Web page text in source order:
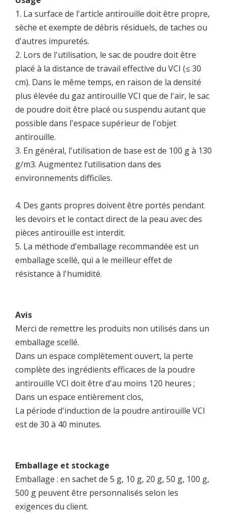
1. La surface de l'article antirouille doit être propre,
sèche et exempte de débris résiduels, de taches ou
d'autres impuretés.
2. Lors de l'utilisation, le sac de poudre doit être
placé à la distance de travail effective du VCI (≤ 30
cm). Dans le même temps, en raison de la densité
plus élevée du gaz antirouille VCI que de l'air, le sac
de poudre doit être placé ou suspendu autant que
possible dans l'espace supérieur de l'objet
antirouille.
3. En général, l'utilisation de base est de 100 g à 130
g/m3. Augmentez l’utilisation dans des
environnements difficiles.
4. Des gants propres doivent être portés pendant
les devoirs et le contact direct de la peau avec des
pièces antirouille est interdit.
5. La méthode d'emballage recommandée est un
emballage scellé, qui a le meilleur effet de
résistance à l'humidité.
Avis
Merci de remettre les produits non utilisés dans un
emballage scellé.
Dans un espace complètement ouvert, la perte
complète des ingrédients efficaces de la poudre
antirouille VCI doit être d'au moins 120 heures ;
Dans un espace entièrement clos,
La période d'induction de la poudre antirouille VCI
est de 30 à 40 minutes.
Emballage et stockage
Emballage : en sachet de 5 g, 10 g, 20 g, 50 g, 100 g,
500 g peuvent être personnalisés selon les
exigences du client.